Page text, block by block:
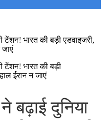
टेंशन! भारत की बड़ी एडवाइजरी,
जाएं
टेंशन! भारत की बड़ी
ईरान न जाएं
बढ़ाई दुनिया